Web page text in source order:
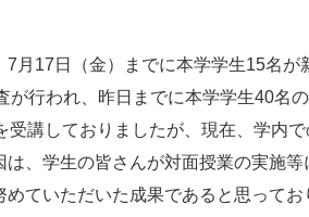
月17日（金）までに本学学生15名
が行われ、昨日までに本学学生40名
講しておりましたが、現在、学内
、学生の皆さんが対面授業の実施
ていただいた成果であると思ってお